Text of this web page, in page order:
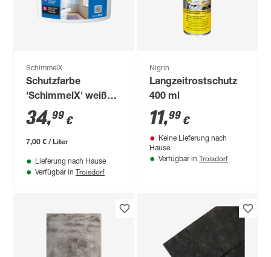
SchimmelX
Schutzfarbe
'SchimmelX' weiß
für Wand und Decke
5 l
34,99 €
7,00 € / Liter
Lieferung nach Hause
Verfügbar in Troisdorf
Nigrin
Langzeitrostschutz
400 ml
11,99 €
Keine Lieferung nach
Hause
Verfügbar in Troisdorf